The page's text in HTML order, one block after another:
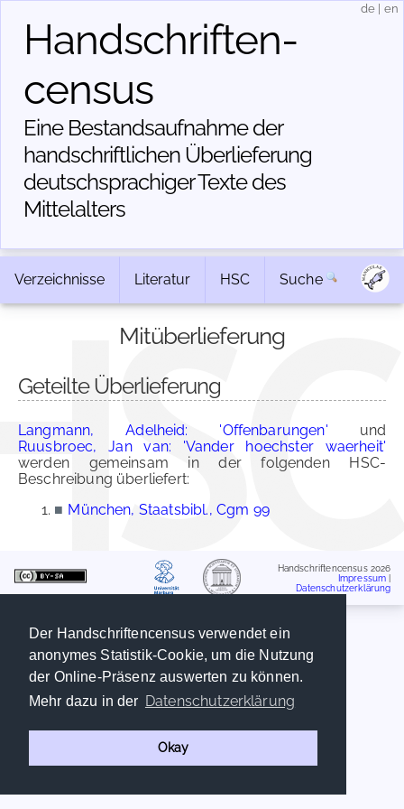
Der Handschriftencensus verwendet ein
anonymes Statistik-Cookie, um die Nutzung
der Online-Präsenz auswerten zu können.
Mehr dazu in der Datenschutzerklärung
Okay
Handschriften­
census
Eine Bestandsaufnahme der
handschriftlichen Über­lieferung
deutschsprachiger Texte des
Mittelalters
de en
Verzeichnisse Literatur HSC Suche
Mitüberlieferung
Geteilte Überlieferung
Langmann, Adelheid: 'Offenbarungen' und
Ruusbroec, Jan van: 'Vander hoechster waerheit'
werden gemeinsam in der folgenden HSC-
Beschreibung überliefert:
■ München, Staatsbibl., Cgm 99
Handschriftencensus 2026
Impressum
Datenschutzerklärung